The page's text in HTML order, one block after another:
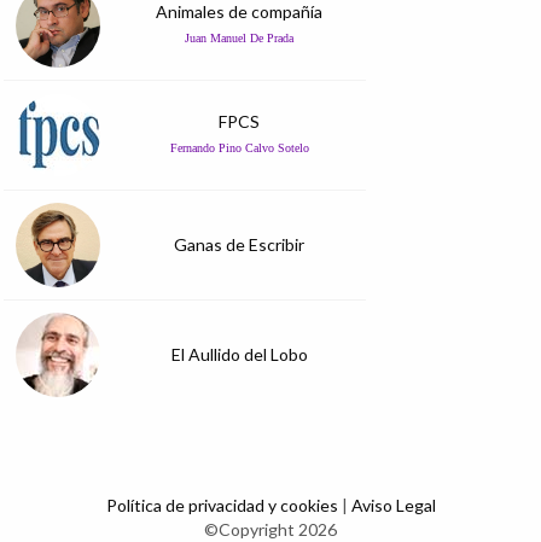
Animales de compañía
Juan Manuel De Prada
FPCS
Fernando Pino Calvo Sotelo
Ganas de Escribir
El Aullido del Lobo
Política de privacidad y cookies
Aviso Legal
©Copyright 2026